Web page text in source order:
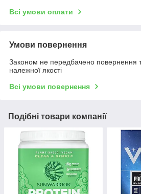
Всі умови оплати
Умови повернення
Законом не передбачено повернення
належної якості
Всі умови повернення
Подібні товари компанії